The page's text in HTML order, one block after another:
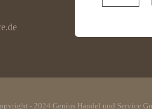
*
- 2024 Genius Handel und Service